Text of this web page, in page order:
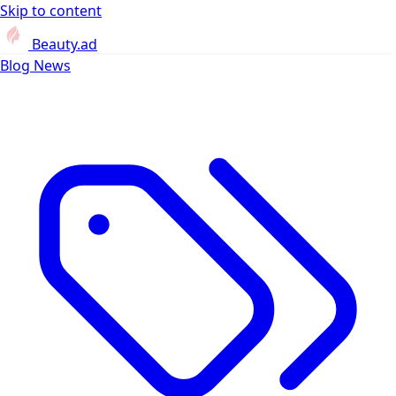
Skip to content
Beauty.ad
Blog News